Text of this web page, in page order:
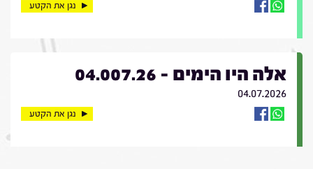
נגן את הקטע
אלה היו הימים - 04.007.26
04.07.2026
נגן את הקטע